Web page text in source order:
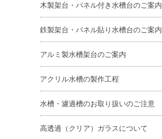
木製架台・パネル付き水槽台のご案内
鉄製架台・パネル貼り水槽台のご案内
アルミ製水槽架台のご案内
アクリル水槽の製作工程
水槽・濾過槽のお取り扱いのご注意
高透過（クリア）ガラスについて